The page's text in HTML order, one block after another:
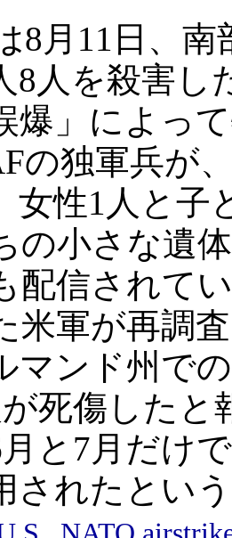
8月11日、南
8人を殺害し
爆」によっ
の独軍兵が
女性1人と子
の小さな遺
配信されて
米軍が再調
マンド州で
が死傷したと
と7月だけ
されたとい